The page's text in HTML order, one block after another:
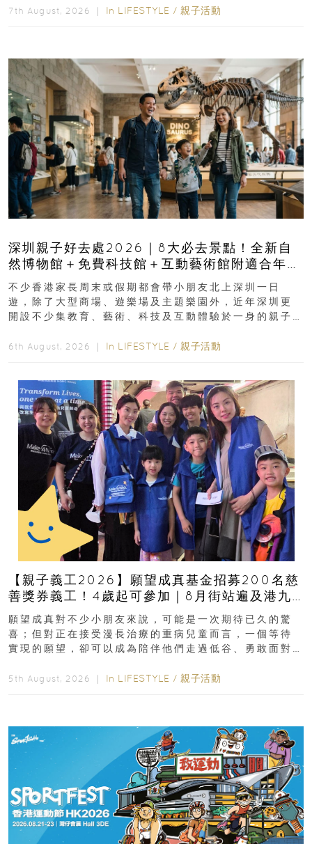
7th August, 2026 ｜ In LIFESTYLE / 親子活動
深圳親子好去處2026｜8大必去景點！全新自
然博物館＋免費科技館＋互動藝術館附適合年
齡、交通、門票、開放時間
不少香港家長周末或假期都會帶小朋友北上深圳一日
遊，除了大型商場、遊樂場及主題樂園外，近年深圳更
開設不少集教育、藝術、科技及互動體驗於一身的親子
6th August, 2026 ｜ In LIFESTYLE / 親子活動
【親子義工2026】願望成真基金招募200名慈
善獎券義工！4歲起可參加｜8月街站遍及港九
新界
願望成真對不少小朋友來說，可能是一次期待已久的驚
喜；但對正在接受漫長治療的重病兒童而言，一個等待
實現的願望，卻可以成為陪伴他們走過低谷、勇敢面對
5th August, 2026 ｜ In LIFESTYLE / 親子活動